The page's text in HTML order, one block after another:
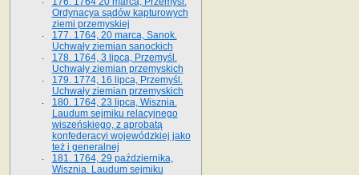
Ordynacya sądów kapturowych
ziemi przemyskiej
177. 1764, 20 marca, Sanok.
Uchwały ziemian sanockich
178. 1764, 3 lipca, Przemyśl.
Uchwały ziemian przemyskich
179. 1774, 16 lipca, Przemyśl.
Uchwały ziemian przemyskich
180. 1764, 23 lipca, Wisznia.
Laudum sejmiku relacyjnego
wiszeńskiego, z aprobatą
konfederacyi wojewódzkiej jako
też i generalnej
181. 1764, 29 października,
Wisznia. Laudum sejmiku